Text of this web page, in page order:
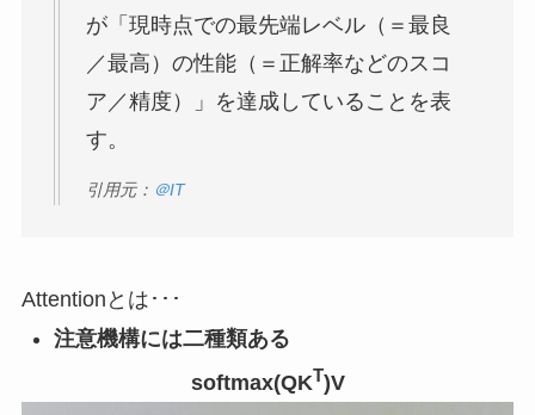
が「現時点での最先端レベル（＝最良
／最高）の性能（＝正解率などのスコ
ア／精度）」を達成していることを表
す。
引用元： ＠IT
Attentionとは･･･
注意機構には二種類ある
softmax(QKT)V